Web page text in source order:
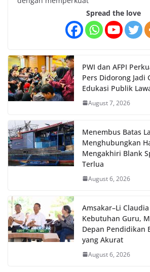
Spread the love
PWI dan AFPI
Pers Didorong Jadi
Edukasi Publik
August 7, 2026
Menembus Batas
Menghubungkan
Mengakhiri Blank
Terlua
August 6, 2026
Amsakar–Li
Kebutuhan Guru,
Depan Pendidikan
yang Akurat
August 6, 2026